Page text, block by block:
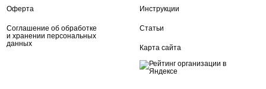
Оферта
Соглашение об обработке
и хранении персональных
данных
Инструкции
Статьи
Карта сайта